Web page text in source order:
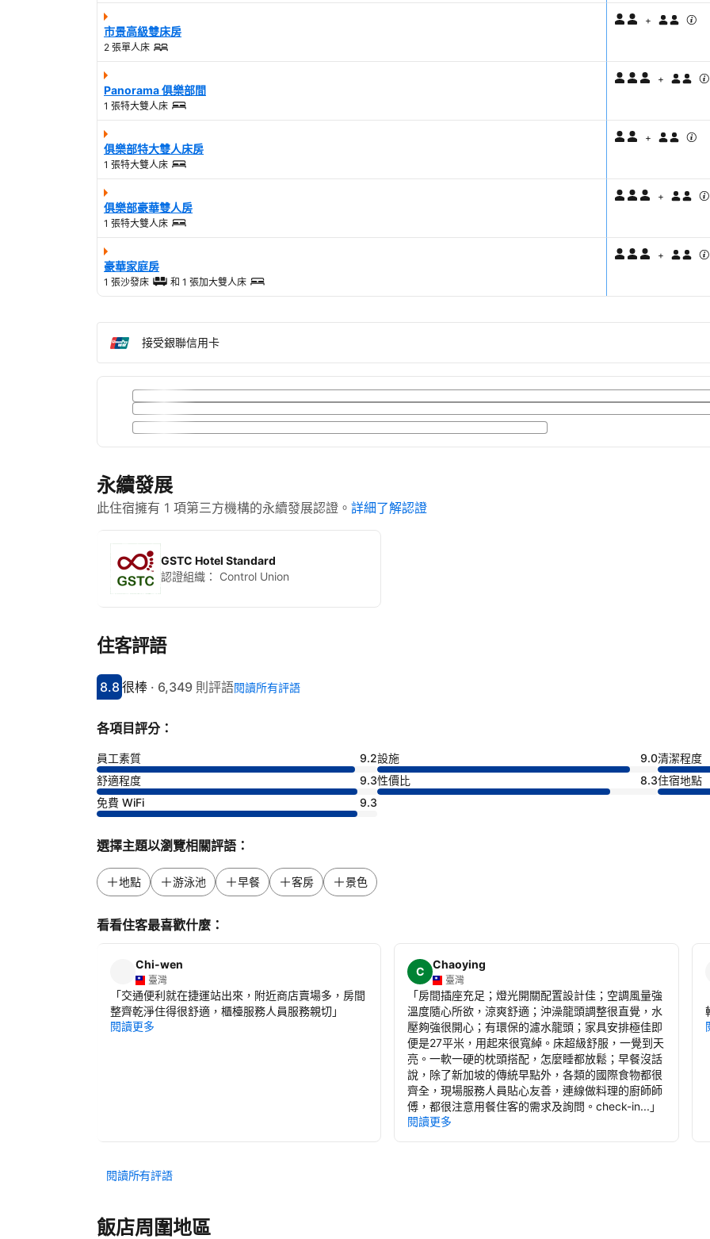
市景高級雙床房
2 張單人床
+
Panorama 俱樂部間
1 張特大雙人床
+
俱樂部特大雙人床房
1 張特大雙人床
+
俱樂部豪華雙人房
1 張特大雙人床
+
豪華家庭房
1 張沙發床 和 1 張加大雙人床
+
接受銀聯信用卡
永續發展
此住宿擁有 1 項第三方機構的永續發展認證。 詳細了解認證
GSTC Hotel Standard
認證組織：
Control Union
住客評語
分數8.8分
8.8
評比很棒
很棒 · 6,349 則評語閱讀所有評語
各項目評分：
員工素質 9.2設施 9.0清潔程度
舒適程度
9.3性價比 8.3住宿地點
免費 WiFi
9.3
選擇主題以瀏覽相關評語：
地點 游泳池 早餐 客房 景色
看看住客最喜歡什麼：
Chi-wen
臺灣
「交通便利就在捷運站出來，附近商店賣場多，房間
整齊乾淨住得很舒適，櫃檯服務人員服務親切」
閱讀更多
C
Chaoying
臺灣
「房間插座充足；燈光開關配置設計佳；空調風量強
溫度隨心所欲，涼爽舒適；沖澡龍頭調整很直覺，水
壓夠強很開心；有環保的濾水龍頭；家具安排極佳即
便是27平米，用起來很寬綽。床超級舒服，一覺到天
亮。一軟一硬的枕頭搭配，怎麼睡都放鬆；早餐沒話
說，除了新加坡的傳統早點外，各類的國際食物都很
齊全，現場服務人員貼心友善，連線做料理的廚師師
傅，都很注意用餐住客的需求及詢問。check-in... 」
閱讀更多
閱讀所有評語
飯店周圍地區